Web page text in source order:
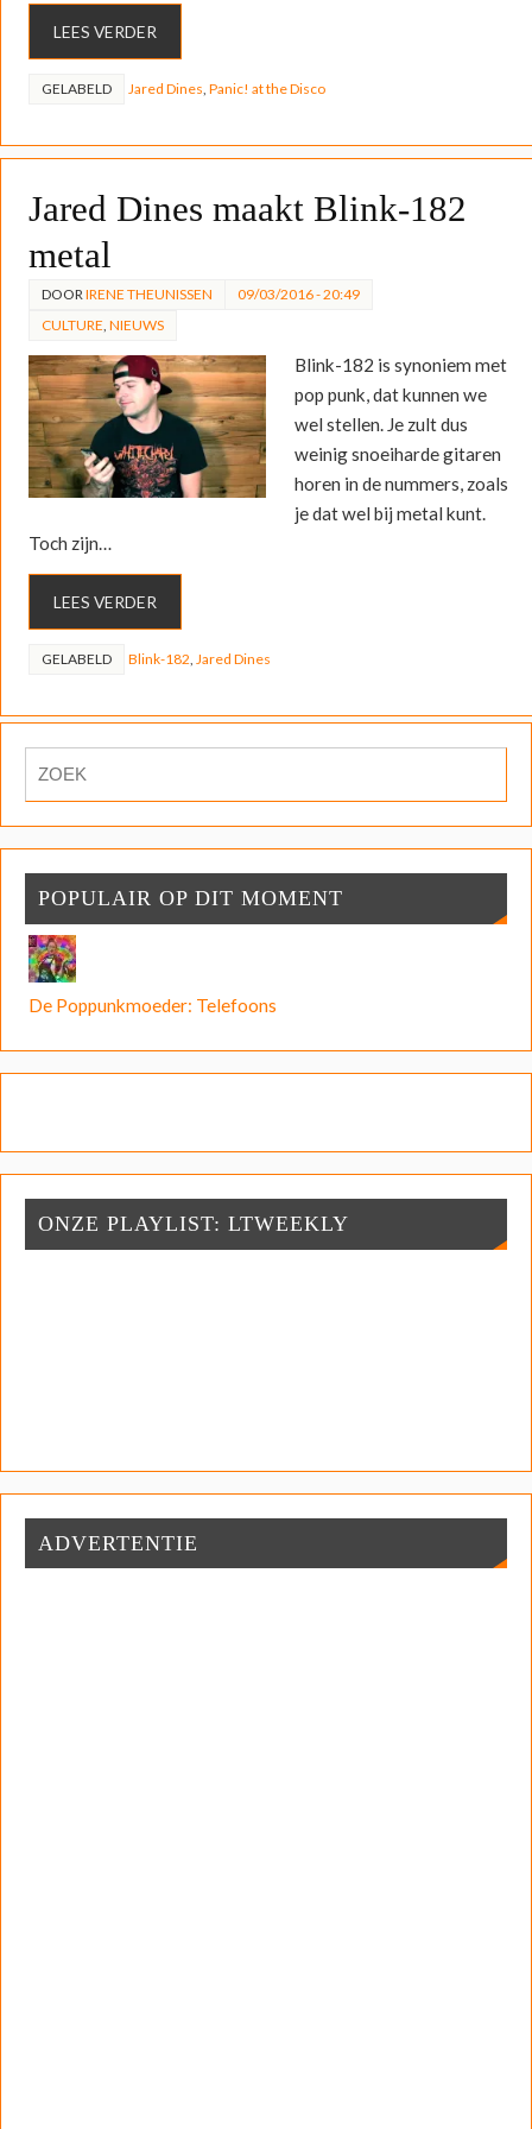
LEES VERDER
GELABELD Jared Dines Panic! at the Disco
Jared Dines maakt Blink-182
metal
DOOR IRENE THEUNISSEN
09/03/2016 - 20:49
CULTURE NIEUWS
Blink-182 is synoniem met
pop punk, dat kunnen we
wel stellen. Je zult dus
weinig snoeiharde gitaren
horen in de nummers, zoals
je dat wel bij metal kunt.
Toch zijn…
LEES VERDER
GELABELD Blink-182, Jared Dines
POPULAIR OP DIT MOMENT
De Poppunkmoeder: Telefoons
ONZE PLAYLIST: LTWEEKLY
ADVERTENTIE